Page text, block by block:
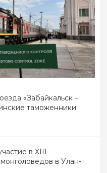
«Забайкальск –
таможенники
в XIII
в Улан-